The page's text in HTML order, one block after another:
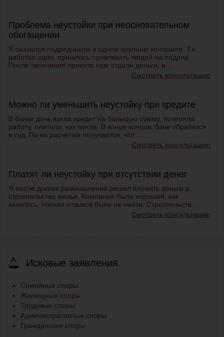
Проблема неустойки при неосновательном
обогащении
Я оказался подрядчиком в одном крупном контракте. Т.к.
работал один, пришлось привлекать людей на подряд.
После окончания проекта нам отдали деньги, и...
Смотреть консультацию
Можно ли уменьшить неустойку при кредите
В банке дочь взяла кредит на большую сумму, потеряла
работу, платила, как могла. В конце концов, банк обратился
в суд. По их расчетам получается, что ...
Смотреть консультацию
Платят ли неустойку при отсутствии денег
Я после долгих размышлений решил вложить деньги в
строительство жилья. Компания была хорошей, как
казалось, плохих отзывов было не найти. Строительств...
Смотреть консультацию
Исковые заявления
Семейные споры
Жилищные споры
Трудовые споры
Административные споры
Гражданские споры